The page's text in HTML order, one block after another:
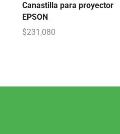
Canastilla para proyector
EPSON
$231,080